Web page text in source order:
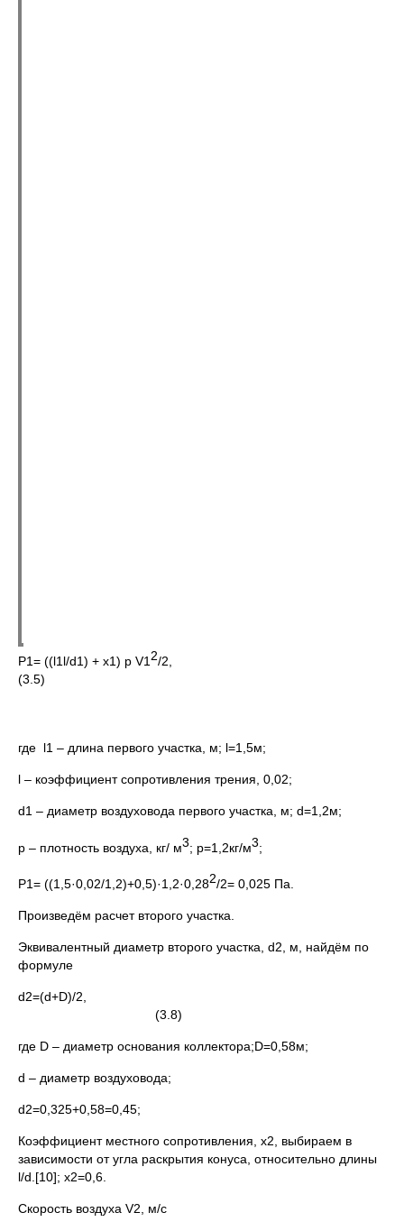
P1= ((l1l/d1) + x1) p V12/2,
(3.5)
где l1 – длина первого участка, м; l=1,5м;
l – коэффициент сопротивления трения, 0,02;
d1 – диаметр воздуховода первого участка, м; d=1,2м;
р – плотность воздуха, кг/ м3; p=1,2кг/м3;
Р1= ((1,5·0,02/1,2)+0,5)·1,2·0,282/2= 0,025 Па.
Произведём расчет второго участка.
Эквивалентный диаметр второго участка, d2, м, найдём по
формуле
d2=(d+D)/2,
(3.8)
где D – диаметр основания коллектора;D=0,58м;
d – диаметр воздуховода;
d2=0,325+0,58=0,45;
Коэффициент местного сопротивления, x2, выбираем в
зависимости от угла раскрытия конуса, относительно длины
l/d.[10]; x2=0,6.
Скорость воздуха V2, м/c